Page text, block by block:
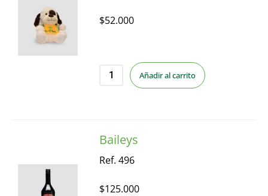
$52.000
Añadir al carrito
Baileys
Ref. 496
$125.000